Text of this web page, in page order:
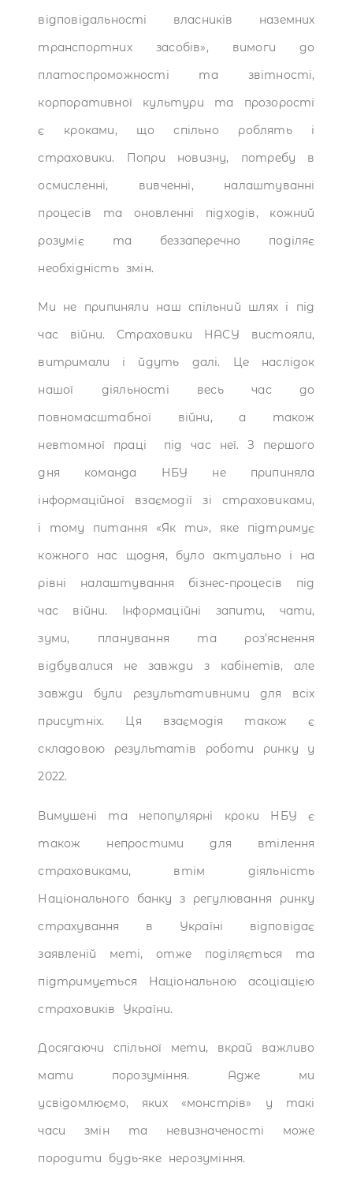
відповідальності власників наземних
транспортних засобів», вимоги до
платоспроможності та звітності,
корпоративної культури та прозорості
є кроками, що спільно роблять і
страховики. Попри новизну, потребу в
осмисленні, вивченні, налаштуванні
процесів та оновленні підходів, кожний
розуміє та беззаперечно поділяє
необхідність змін.
Ми не припиняли наш спільний шлях і під
час війни. Страховики НАСУ вистояли,
витримали і йдуть далі. Це наслідок
нашої діяльності весь час до
повномасштабної війни, а також
невтомної праці під час неї. З першого
дня команда НБУ не припиняла
інформаційної взаємодії зі страховиками,
і тому питання «Як ти», яке підтримує
кожного нас щодня, було актуально і на
рівні налаштування бізнес-процесів під
час війни. Інформаційні запити, чати,
зуми, планування та роз’яснення
відбувалися не завжди з кабінетів, але
завжди були результативними для всіх
присутніх. Ця взаємодія також є
складовою результатів роботи ринку у
2022.
Вимушені та непопулярні кроки НБУ є
також непростими для втілення
страховиками, втім діяльність
Національного банку з регулювання ринку
страхування в Україні відповідає
заявленій меті, отже поділяється та
підтримується Національною асоціацією
страховиків України.
Досягаючи спільної мети, вкрай важливо
мати порозуміння. Адже ми
усвідомлюємо, яких «монстрів» у такі
часи змін та невизначеності може
породити будь-яке нерозуміння.